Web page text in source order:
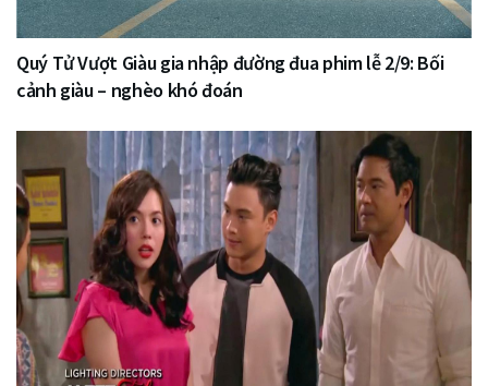
Quý Tử Vượt Giàu gia nhập đường đua phim lễ 2/9: Bối
cảnh giàu – nghèo khó đoán